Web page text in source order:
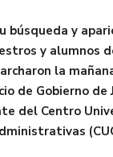
búsqueda y
y alumnos
la
de Gobierno de
del Centro